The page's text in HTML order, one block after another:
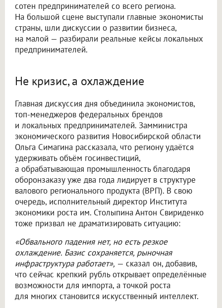
сотен предпринимателей со всего региона.
На большой сцене выступали главные экономисты
страны, шли дискуссии о развитии бизнеса,
на малой — разбирали реальные кейсы локальных
предпринимателей.
Не кризис, а охлаждение
Главная дискуссия дня объединила экономистов,
топ-менеджеров федеральных брендов
и локальных предпринимателей. Замминистра
экономического развития Новосибирской области
Ольга Симагина рассказала, что региону удаётся
удерживать объём госинвестиций,
а обрабатывающая промышленность благодаря
оборонзаказу уже два года лидирует в структуре
валового регионального продукта (ВРП). В свою
очередь, исполнительный директор Института
экономики роста им. Столыпина Антон Свириденко
тоже призвал не драматизировать ситуацию:
«Обвального падения нет, но есть резкое
охлаждение. Базис сохраняется, рыночная
инфраструктура работает», — сказал он, добавив,
что сейчас крепкий рубль открывает определённые
возможности для импорта, а точкой роста
для многих становится искусственный интеллект.